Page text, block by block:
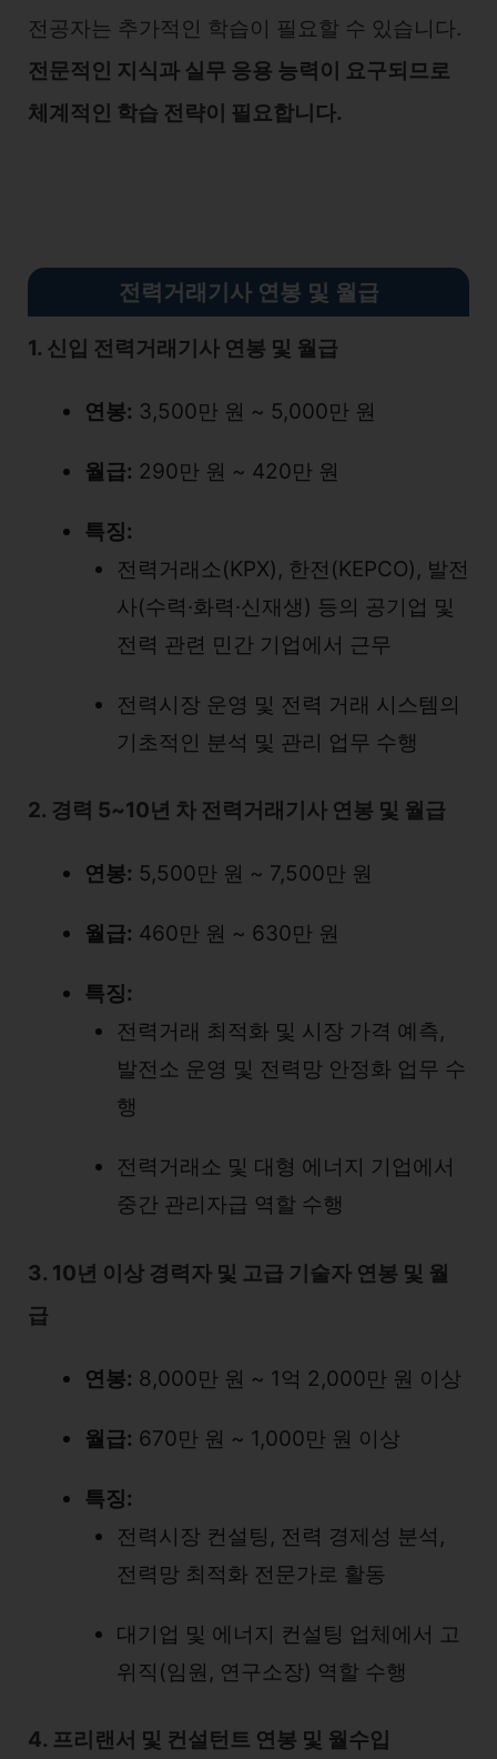
전공자는 추가적인 학습이 필요할 수 있습니다.
전문적인 지식과 실무 응용 능력이 요구되므로
체계적인 학습 전략이 필요합니다.
전력거래기사 연봉 및 월급
1. 신입 전력거래기사 연봉 및 월급
연봉: 3,500만 원 ~ 5,000만 원
월급: 290만 원 ~ 420만 원
특징:
전력거래소(KPX), 한전(KEPCO), 발전
사(수력·화력·신재생) 등의 공기업 및
전력 관련 민간 기업에서 근무
전력시장 운영 및 전력 거래 시스템의
기초적인 분석 및 관리 업무 수행
2. 경력 5~10년 차 전력거래기사 연봉 및 월급
연봉: 5,500만 원 ~ 7,500만 원
월급: 460만 원 ~ 630만 원
특징:
전력거래 최적화 및 시장 가격 예측,
발전소 운영 및 전력망 안정화 업무 수
행
전력거래소 및 대형 에너지 기업에서
중간 관리자급 역할 수행
3. 10년 이상 경력자 및 고급 기술자 연봉 및 월
급
연봉: 8,000만 원 ~ 1억 2,000만 원 이상
월급: 670만 원 ~ 1,000만 원 이상
특징:
전력시장 컨설팅, 전력 경제성 분석,
전력망 최적화 전문가로 활동
대기업 및 에너지 컨설팅 업체에서 고
위직(임원, 연구소장) 역할 수행
4. 프리랜서 및 컨설턴트 연봉 및 월수입